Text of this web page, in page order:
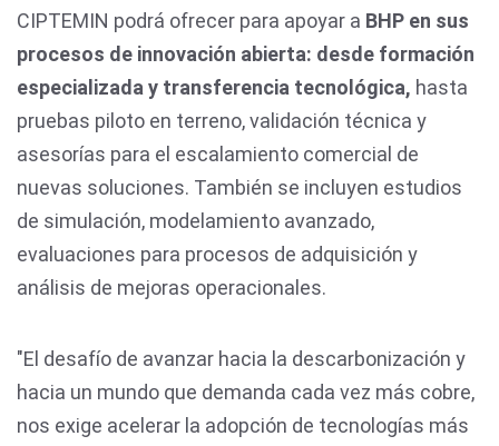
CIPTEMIN podrá ofrecer para apoyar a BHP en sus
procesos de innovación abierta: desde formación
especializada y transferencia tecnológica, hasta
pruebas piloto en terreno, validación técnica y
asesorías para el escalamiento comercial de
nuevas soluciones. También se incluyen estudios
de simulación, modelamiento avanzado,
evaluaciones para procesos de adquisición y
análisis de mejoras operacionales.
"El desafío de avanzar hacia la descarbonización y
hacia un mundo que demanda cada vez más cobre,
nos exige acelerar la adopción de tecnologías más